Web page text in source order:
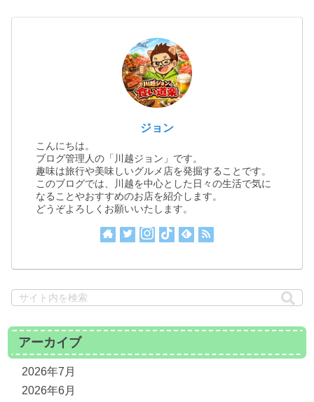
ジョン
こんにちは。
ブログ管理人の「川越ジョン」です。
趣味は旅行や美味しいグルメ店を発掘することです。
このブログでは、川越を中心とした日々の生活で気に
なることやおすすめのお店を紹介します。
どうぞよろしくお願いいたします。
アーカイブ
2026年7月
2026年6月